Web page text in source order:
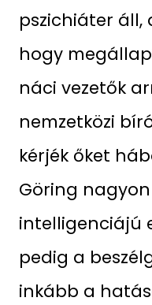
pszichiáter áll,
hogy
náci vezetők
nemzetközi
kérjék őket
Göring
intelligenciájú
pedig a
inkább a